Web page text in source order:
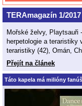
TERAmagazín 1/2017
Mořské želvy, Playtsauři
herpetologie a teraristiky
teraristiky (42), Omán,
Přejít na článek
Táto kapela má milióny